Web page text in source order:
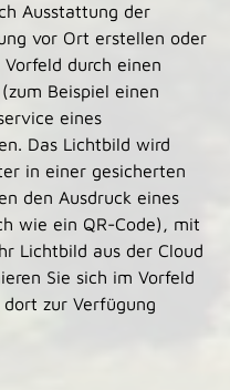
Ausstattung der
vor Ort erstellen oder
Vorfeld durch einen
Beispiel einen
eines
Das Lichtbild wird
in einer gesicherten
den Ausdruck eines
wie ein QR-Code), mit
Lichtbild aus der Cloud
Sie sich im Vorfeld
zur Verfügung